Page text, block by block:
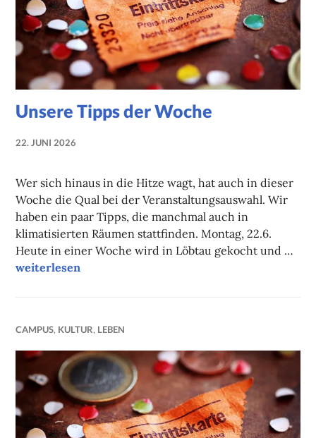
Unsere Tipps der Woche
22. JUNI 2026
Wer sich hinaus in die Hitze wagt, hat auch in dieser
Woche die Qual bei der Veranstaltungsauswahl. Wir
haben ein paar Tipps, die manchmal auch in
klimatisierten Räumen stattfinden. Montag, 22.6.
Heute in einer Woche wird in Löbtau gekocht und …
Unsere Tipps der Woche
weiterlesen
CAMPUS, KULTUR, LEBEN